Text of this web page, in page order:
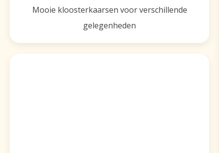
Mooie kloosterkaarsen voor verschillende
gelegenheden